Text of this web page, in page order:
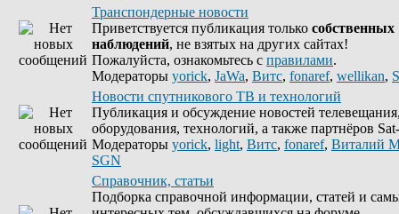
Транспондерные новости
Приветствуется публикация только собственных
наблюдений, не взятых на других сайтах!
Пожалуйста, ознакомьтесь с правилами.
Модераторы yorick, JaWa, Витс, fonaref, wellikan,
Новости спутникового ТВ и технологий
Публикация и обсуждение новостей
оборудования, технологий, а также партнёров
Модераторы yorick, light, Витс, fonaref, Виталий
SGN
Справочник, статьи
Подборка справочной информации, статей и